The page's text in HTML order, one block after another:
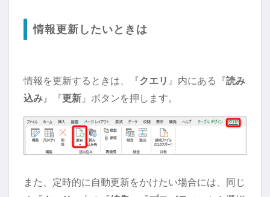
情報更新したいときは
情報を更新するときは、『クエリ 』内にある『読み
込み 』『更新 』ボタンを押します。
また、定時的に自動更新をかけたい場合には、同じ